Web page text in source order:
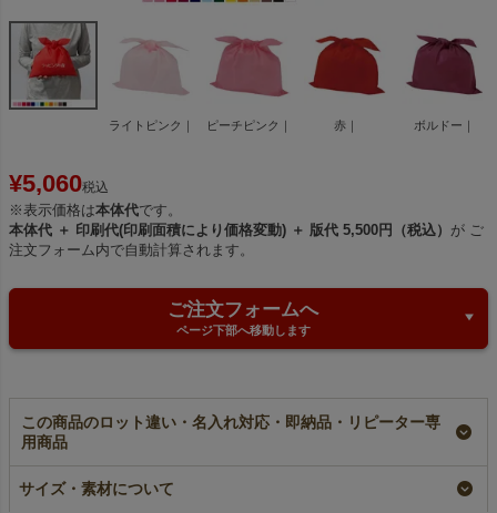
ライトピンク｜ ピーチピンク｜ 赤｜ ボルドー｜
¥5,060税込
※表示価格は本体代です。
本体代 ＋ 印刷代(印刷面積により価格変動) ＋ 版代 5,500円（税込） が ご
注文フォーム内で自動計算されます。
ご注文フォームへ
ページ下部へ移動します
この商品のロット違い・名入れ対応・即納品・リピーター専
用商品
【名入れ／リピーター
専用】タイパック
タイパック（S5）｜
【名入れ対応】タイパ
ック（S5）｜薄手｜
サイズ・素材について